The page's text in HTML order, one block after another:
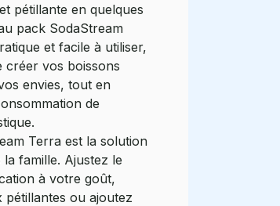
pétillante en quelques
pack SodaStream
et facile à utiliser,
créer vos boissons
envies, tout en
de
Terra est la solution
famille. Ajustez le
à votre goût,
pétillantes ou ajoutez